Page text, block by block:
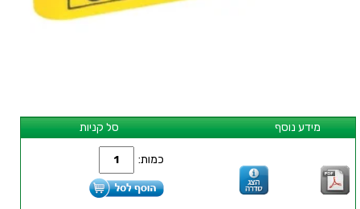
סל קניות מידע נוסף
כמות: